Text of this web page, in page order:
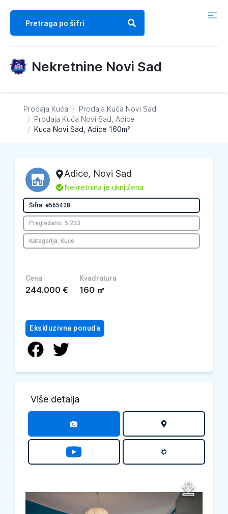
Nekretnine Novi Sad
Prodaja Kuća / Prodaja Kuća Novi Sad
/ Prodaja Kuća Novi Sad, Adice
/ Kuca Novi Sad, Adice 160m²
Adice, Novi Sad
L Nekretnina je uknjižena
Šifra: #565428
Pregledano: 5.233
Kategorija: Kuće
Cena
244.000 €
Kvadratura
160 ㎡
Ekskluzivna ponuda
Više detalja